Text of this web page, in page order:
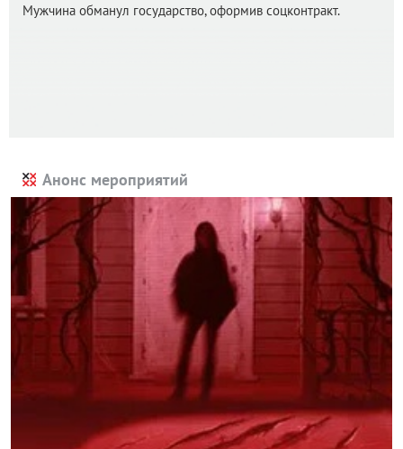
Мужчина обманул государство, оформив соцконтракт.
Анонс мероприятий